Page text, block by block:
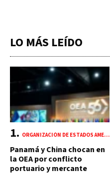
LO MÁS LEÍDO
ORGANIZACIÓN DE ESTADOS AMERICANOS (OEA)
Panamá y China chocan en
la OEA por conflicto
portuario y mercante